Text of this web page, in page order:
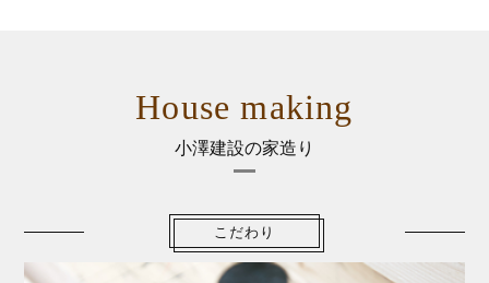
House making
小澤建設の家造り
こだわり